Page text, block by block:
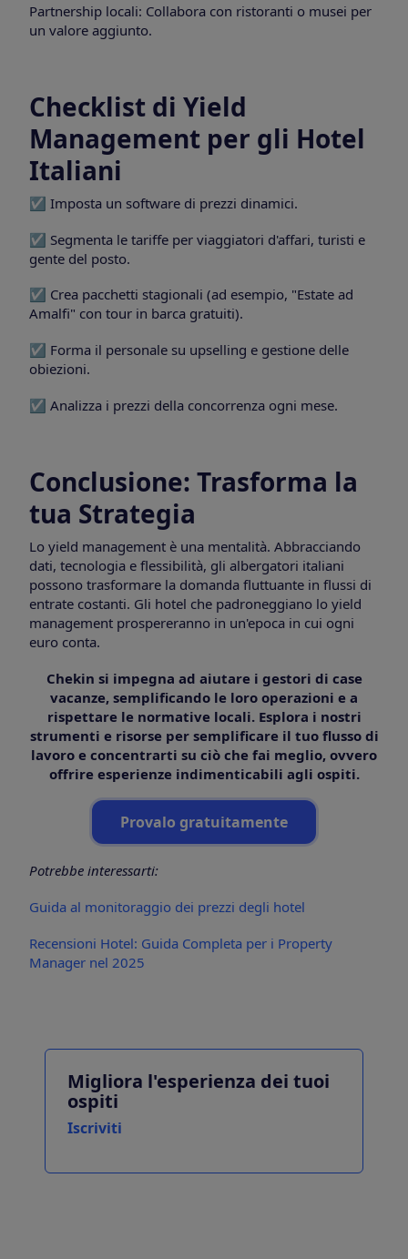
Partnership locali: Collabora con ristoranti o musei per
un valore aggiunto.
Checklist di Yield
Management per gli Hotel
Italiani
☑️ Imposta un software di prezzi dinamici.
☑️ Segmenta le tariffe per viaggiatori d'affari, turisti e
gente del posto.
☑️ Crea pacchetti stagionali (ad esempio, "Estate ad
Amalfi" con tour in barca gratuiti).
☑️ Forma il personale su upselling e gestione delle
obiezioni.
☑️ Analizza i prezzi della concorrenza ogni mese.
Conclusione: Trasforma la
tua Strategia
Lo yield management è una mentalità. Abbracciando
dati, tecnologia e flessibilità, gli albergatori italiani
possono trasformare la domanda fluttuante in flussi di
entrate costanti. Gli hotel che padroneggiano lo yield
management prospereranno in un'epoca in cui ogni
euro conta.
Chekin si impegna ad aiutare i gestori di case
vacanze, semplificando le loro operazioni e a
rispettare le normative locali. Esplora i nostri
strumenti e risorse per semplificare il tuo flusso di
lavoro e concentrarti su ciò che fai meglio, ovvero
offrire esperienze indimenticabili agli ospiti.
Provalo gratuitamente
Potrebbe interessarti:
Guida al monitoraggio dei prezzi degli hotel
Recensioni Hotel: Guida Completa per i Property
Manager nel 2025
Migliora l'esperienza dei tuoi
ospiti
Iscriviti